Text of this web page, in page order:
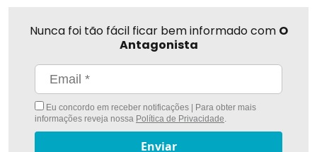
Nunca foi tão fácil ficar bem informado com O
Antagonista
Eu concordo em receber notificações | Para obter mais
informações reveja nossa Política de Privacidade.
Enviar